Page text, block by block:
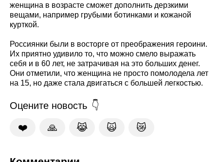
женщина в возрасте сможет дополнить дерзкими
вещами, например грубыми ботинками и кожаной
курткой.
Россиянки были в восторге от преображения героини.
Их приятно удивило то, что можно смело выражать
себя и в 60 лет, не затрачивая на это больших денег.
Они отметили, что женщина не просто помолодела лет
на 15, но даже стала двигаться с большей легкостью.
Оцените новость
❤️ 🙏 😹 🙀 😿